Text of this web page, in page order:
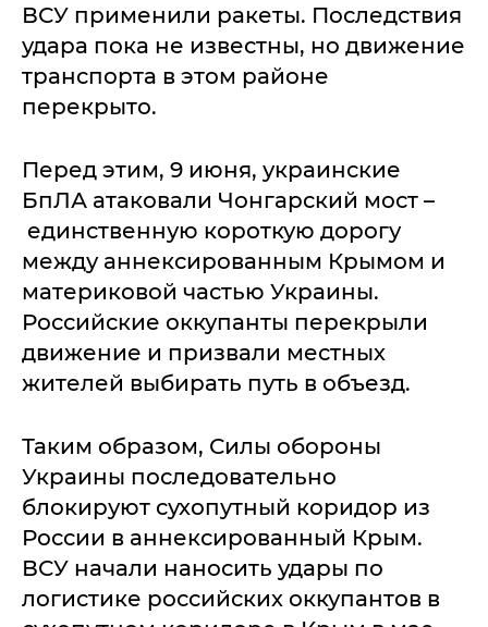
ВСУ применили ракеты. Последствия
удара пока не известны, но движение
транспорта в этом районе
перекрыто.
Перед этим, 9 июня, украинские
БпЛА атаковали Чонгарский мост –
единственную короткую дорогу
между аннексированным Крымом и
материковой частью Украины.
Российские оккупанты перекрыли
движение и призвали местных
жителей выбирать путь в объезд.
Таким образом, Силы обороны
Украины последовательно
блокируют сухопутный коридор из
России в аннексированный Крым.
ВСУ начали наносить удары по
логистике российских оккупантов в